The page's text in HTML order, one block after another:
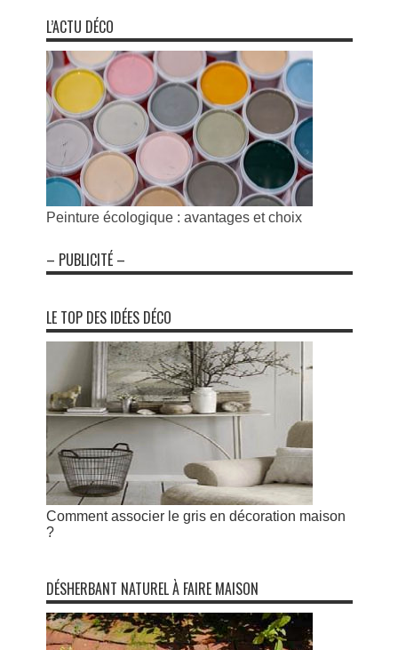
L’ACTU DÉCO
Peinture écologique : avantages et choix
– PUBLICITÉ –
LE TOP DES IDÉES DÉCO
Comment associer le gris en décoration maison
?
DÉSHERBANT NATUREL À FAIRE MAISON